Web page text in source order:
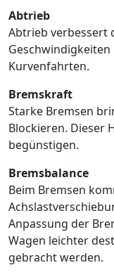
Abtrieb
Abtrieb verbessert
Kurvenfahrten.
Bremskraft
Starke Bremsen
Blockieren. Dieser
begünstigen.
Bremsbalance
Beim Bremsen
Anpassung der
Wagen leichter
gebracht werden.